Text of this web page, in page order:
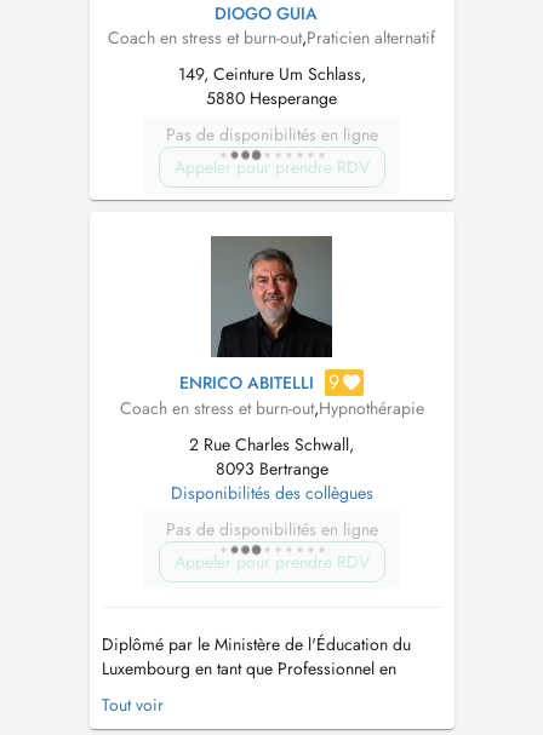
DIOGO GUIA
Coach en stress et burn-out,Praticien alternatif
149, Ceinture Um Schlass,
5880 Hesperange
Pas de disponibilités en ligne
Appeler pour prendre RDV
ENRICO ABITELLI 9
Coach en stress et burn-out,Hypnothérapie
2 Rue Charles Schwall,
8093 Bertrange
Disponibilités des collègues
Pas de disponibilités en ligne
Appeler pour prendre RDV
Diplômé par le Ministère de l'Éducation du
Luxembourg en tant que Professionnel en
développement personnel, j'accompagne
depuis plus de 10 ans des personnes en
Tout voir